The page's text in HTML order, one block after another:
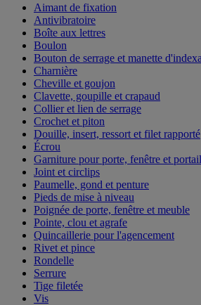
Aimant de fixation
Antivibratoire
Boîte aux lettres
Boulon
Bouton de serrage et manette
Charnière
Cheville et goujon
Clavette, goupille et crapaud
Collier et lien de serrage
Crochet et piton
Douille, insert, ressort et filet rapporté
Écrou
Garniture pour porte, fenêtre et portail
Joint et circlips
Paumelle, gond et penture
Pieds de mise à niveau
Poignée de porte, fenêtre et meuble
Pointe, clou et agrafe
Quincaillerie pour l'agencement
Rivet et pince
Rondelle
Serrure
Tige filetée
Vis